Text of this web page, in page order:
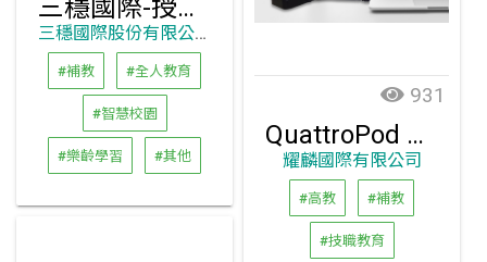
三穩國際-授權王
三穩國際股份有限公司
#補教 #全人教育
#智慧校園
#樂齡學習 #其他
931
QuattroPod Mini 無線影音商用會議簡報器
耀麟國際有限公司
#高教 #補教
#技職教育